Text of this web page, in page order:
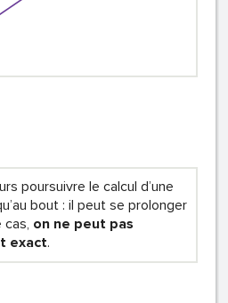
poursuivre le calcul d’une
bout : il peut se prolonger
cas, on ne peut pas
exact.